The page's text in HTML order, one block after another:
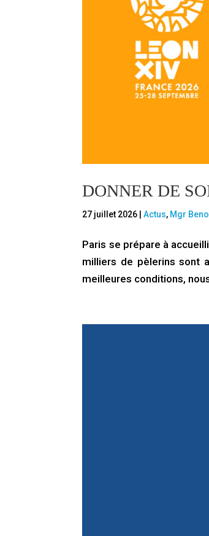
DONNER DE
27 juillet 2026 |Actus, Mgr
Paris se prépare à
milliers de pèlerins sont
meilleures conditions,